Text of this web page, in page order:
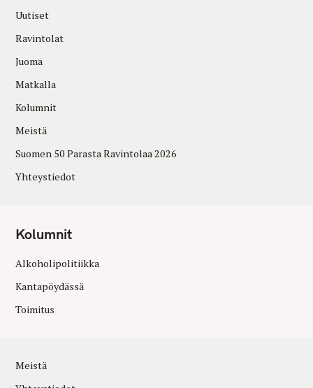
Uutiset
Ravintolat
Juoma
Matkalla
Kolumnit
Meistä
Suomen 50 Parasta Ravintolaa 2026
Yhteystiedot
Kolumnit
Alkoholipolitiikka
Kantapöydässä
Toimitus
Meistä